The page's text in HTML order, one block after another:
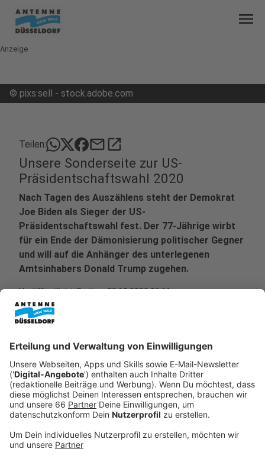
menu
Anzeige
© pixs:sell - stock.adobe.com
Teilen: mailopen_in_new
Unsere Sonderseite zur US-
Präsidentschaftswahl 2020
Nach Tagen des Auszählens steht der Demokrat
Joe Biden als Sieger der US-
Präsidentschaftswahl fest. Der 77-Jährige wirbt
für ein Ende der Dämonisierung politischer Gegner
und will auf die Anhänger des unterlegenen
Amtsinhabers Donald Trump zugehen.
Veröffentlicht:Freitag, 30.10.2020 06:11
Anzeige
In unserem Live-Ticker könnt ihr die Entwicklungen der
vergangenen Tage und Wochen nachlesen.
Anzeige
Unser Live-Ticker